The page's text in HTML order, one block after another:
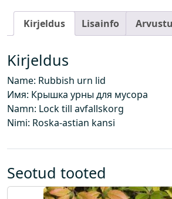
a
a
n
k
o
g
u
Kirjeldus Lisainfo
Kirjeldus
Name: Rubbish urn lid
Имя: Крышка урны для мусора
Namn: Lock till avfallskorg
Nimi: Roska-astian kansi
Seotud tooted